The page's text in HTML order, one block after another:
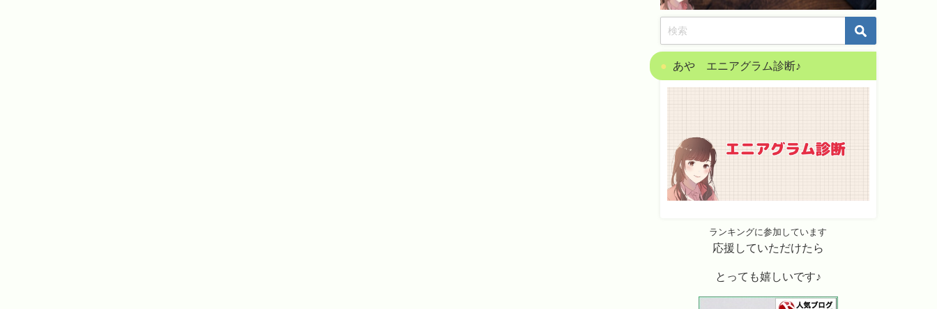
あや エニアグラム診断♪
ランキングに参加しています
応援していただけたら
とっても嬉しいです♪